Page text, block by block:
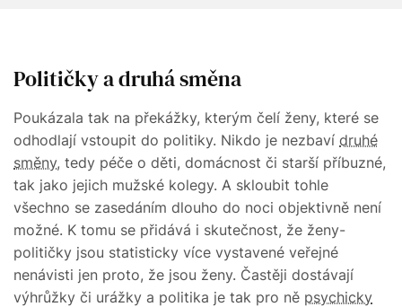
Političky a druhá směna
Poukázala tak na překážky, kterým čelí ženy, které se
odhodlají vstoupit do politiky. Nikdo je nezbaví druhé
směny, tedy péče o děti, domácnost či starší příbuzné,
tak jako jejich mužské kolegy. A skloubit tohle
všechno se zasedáním dlouho do noci objektivně není
možné. K tomu se přidává i skutečnost, že ženy-
političky jsou statisticky více vystavené veřejné
nenávisti jen proto, že jsou ženy. Častěji dostávají
výhrůžky či urážky a politika je tak pro ně psychicky